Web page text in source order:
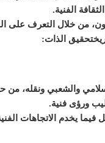
الفنية.
من خلال التعرف على
تحقيق الذات:
والشعبي ونقله، من
ورؤى فنية.
فيما يخدم الاتجاهات